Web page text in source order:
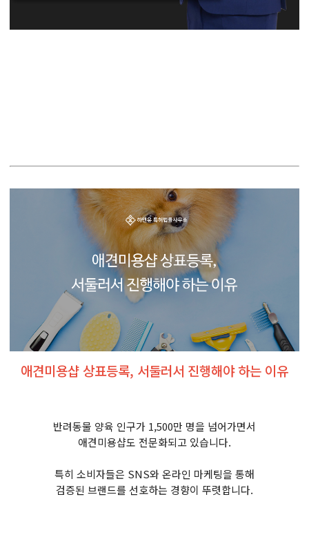
애견미용샵 상표등록, 서둘러서 진행해야 하는 이유
반려동물 양육 인구가 1,500만 명을 넘어가면서
애견미용샵도 전문화되고 있습니다.
특히 소비자들은 SNS와 온라인 마케팅을 통해
검증된 브랜드를 선호하는 경향이 뚜렷합니다.